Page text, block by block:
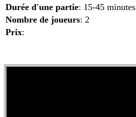
Durée d'une partie: 15-45 minutes
Nombre de joueurs: 2
Prix: